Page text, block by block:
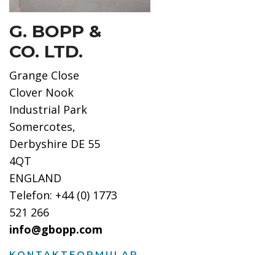
G. BOPP &
CO. LTD.
Grange Close
Clover Nook
Industrial Park
Somercotes,
Derbyshire DE 55
4QT
ENGLAND
Telefon: +44 (0) 1773
521 266
info@gbopp.com